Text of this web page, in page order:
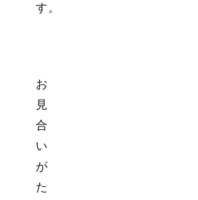
す。
お
見
合
い
が
た